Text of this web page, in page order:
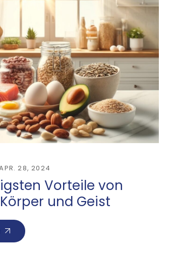
28, 2024
Vorteile von
und Geist